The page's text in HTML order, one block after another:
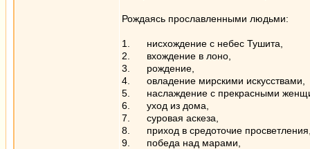
Рождаясь прославленными людьми:
1. нисхождение с небес Тушита,
2. вхождение в лоно,
3. рождение,
4. овладение мирскими искусствами,
5. наслаждение с прекрасными
6. уход из дома,
7. суровая аскеза,
8. приход в средоточие
9. победа над марами,